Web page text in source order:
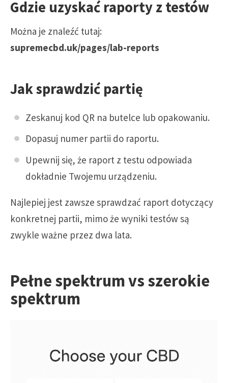
Gdzie uzyskać raporty z testów
Można je znaleźć tutaj:
supremecbd.uk/pages/lab-reports
Jak sprawdzić partię
Zeskanuj kod QR na butelce lub opakowaniu.
Dopasuj numer partii do raportu.
Upewnij się, że raport z testu odpowiada
dokładnie Twojemu urządzeniu.
Najlepiej jest zawsze sprawdzać raport dotyczący
konkretnej partii, mimo że wyniki testów są
zwykle ważne przez dwa lata.
Pełne spektrum vs szerokie
spektrum